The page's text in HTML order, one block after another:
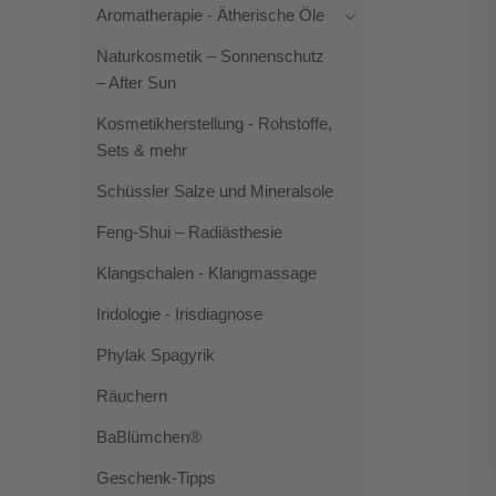
Aromatherapie - Ätherische Öle
Naturkosmetik – Sonnenschutz
– After Sun
Kosmetikherstellung - Rohstoffe,
Sets & mehr
Schüssler Salze und Mineralsole
Feng-Shui – Radiästhesie
Klangschalen - Klangmassage
Iridologie - Irisdiagnose
Phylak Spagyrik
Räuchern
BaBlümchen®
Geschenk-Tipps